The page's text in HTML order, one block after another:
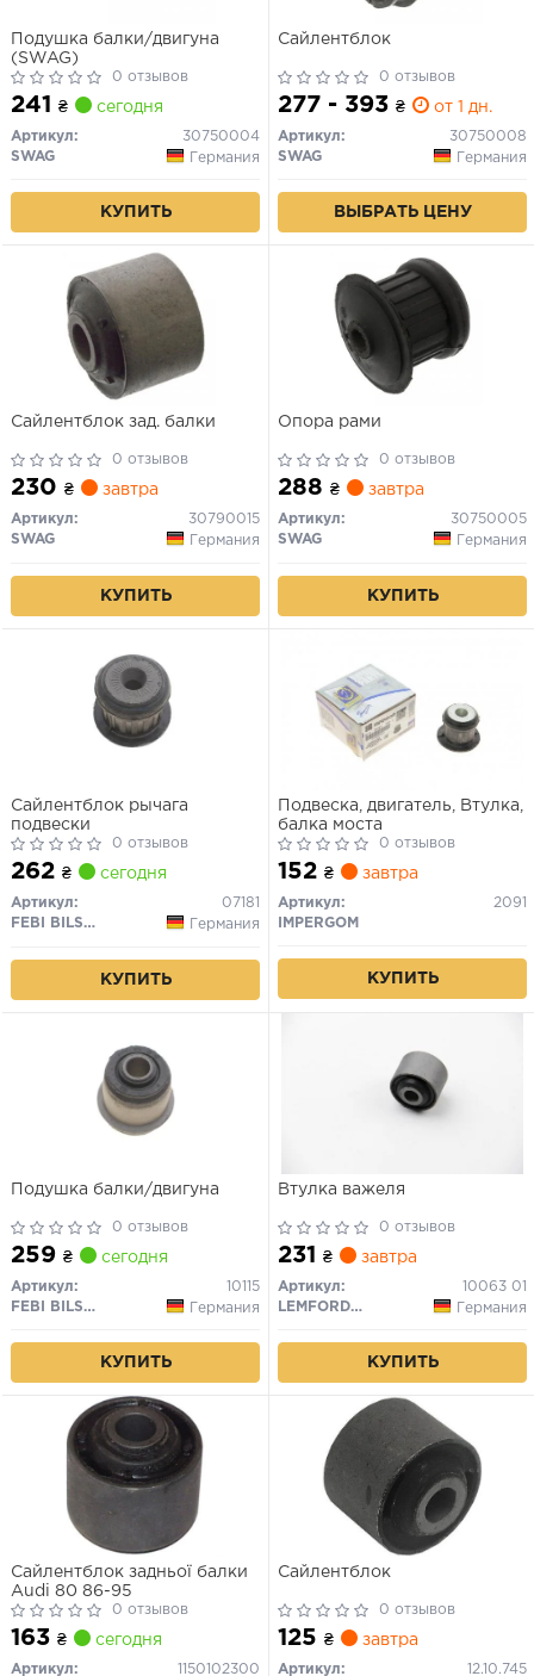
Подушка балки/двигуна
(SWAG)
0 отзывов
241 ₴ сегодня
Артикул:
30750004
SWAG
Германия
КУПИТЬ
Сайлентблок
0 отзывов
277 - 393 ₴ от 1 дн.
Артикул:
30750008
SWAG
Германия
ВЫБРАТЬ ЦЕНУ
Сайлентблок зад. балки
0 отзывов
230 ₴ завтра
Артикул:
30790015
SWAG
Германия
КУПИТЬ
Опора рами
0 отзывов
288 ₴ завтра
Артикул:
30750005
SWAG
Германия
КУПИТЬ
Сайлентблок рычага
подвески
0 отзывов
262 ₴ сегодня
Артикул:
07181
FEBI BILSTEIN
Германия
КУПИТЬ
Подвеска, двигатель, Втулка,
балка моста
0 отзывов
152 ₴ завтра
Артикул:
2091
IMPERGOM
КУПИТЬ
Подушка балки/двигуна
0 отзывов
259 ₴ сегодня
Артикул:
10115
FEBI BILSTEIN
Германия
КУПИТЬ
Втулка важеля
0 отзывов
231 ₴ завтра
Артикул:
10063 01
LEMFORDER
Германия
КУПИТЬ
Сайлентблок задньої балки
Audi 80 86-95
0 отзывов
163 ₴ сегодня
Артикул: 1150102300
Сайлентблок
0 отзывов
125 ₴ завтра
Артикул: 12.10.745